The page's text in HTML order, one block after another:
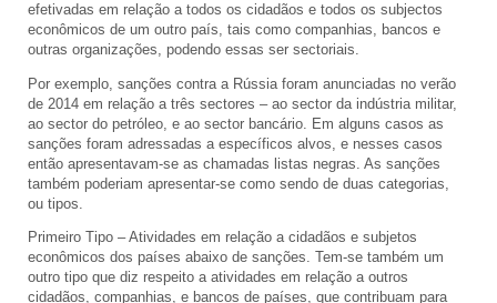
efetivadas em relação a todos os cidadãos e todos os subjectos
econômicos de um outro país, tais como companhias, bancos e
outras organizações, podendo essas ser sectoriais.
Por exemplo, sanções contra a Rússia foram anunciadas no verão
de 2014 em relação a três sectores – ao sector da indústria militar,
ao sector do petróleo, e ao sector bancário. Em alguns casos as
sanções foram adressadas a específicos alvos, e nesses casos
então apresentavam-se as chamadas listas negras. As sanções
também poderiam apresentar-se como sendo de duas categorias,
ou tipos.
Primeiro Tipo – Atividades em relação a cidadãos e subjetos
econômicos dos países abaixo de sanções. Tem-se também um
outro tipo que diz respeito a atividades em relação a outros
cidadãos, companhias, e bancos de países, que contribuam para